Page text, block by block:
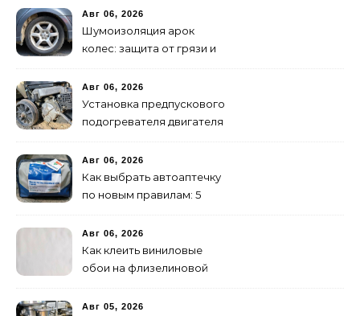
инструкция
Авг 06, 2026
Шумоизоляция арок
колес: защита от грязи и
Авг 06, 2026
Установка предпускового
подогревателя двигателя
Авг 06, 2026
Как выбрать автоаптечку
по новым правилам: 5
Авг 06, 2026
Как клеить виниловые
обои на флизелиновой
инструкция
Авг 05, 2026